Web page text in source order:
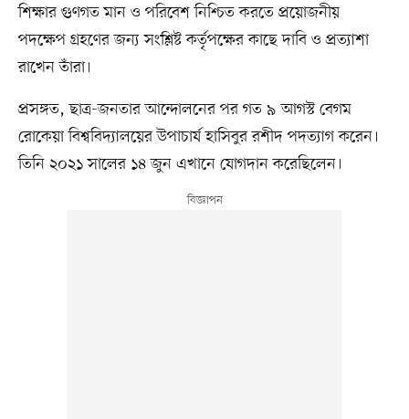
শিক্ষার গুণগত মান ও পরিবেশ নিশ্চিত করতে প্রয়োজনীয়
পদক্ষেপ গ্রহণের জন্য সংশ্লিষ্ট কর্তৃপক্ষের কাছে দাবি ও প্রত্যাশা
রাখেন তাঁরা।
প্রসঙ্গত, ছাত্র-জনতার আন্দোলনের পর গত ৯ আগস্ট বেগম
রোকেয়া বিশ্ববিদ্যালয়ের উপাচার্য হাসিবুর রশীদ পদত্যাগ করেন।
তিনি ২০২১ সালের ১৪ জুন এখানে যোগদান করেছিলেন।